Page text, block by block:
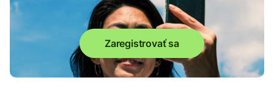
Zaregistrovať sa